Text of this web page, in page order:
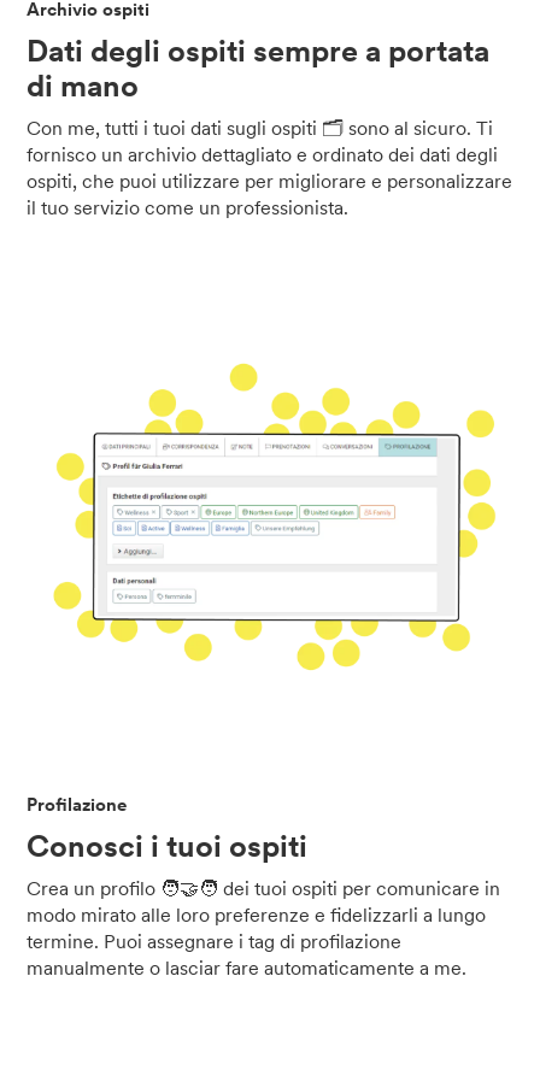
Archivio ospiti
Dati degli ospiti sempre a portata
di mano
Con me, tutti i tuoi dati sugli ospiti 🗂️ sono al sicuro. Ti
fornisco un archivio dettagliato e ordinato dei dati degli
ospiti, che puoi utilizzare per migliorare e personalizzare
il tuo servizio come un professionista.
Profilazione
Conosci i tuoi ospiti
Crea un profilo 🧑‍🤝‍🧑 dei tuoi ospiti per comunicare in
modo mirato alle loro preferenze e fidelizzarli a lungo
termine. Puoi assegnare i tag di profilazione
manualmente o lasciar fare automaticamente a me.